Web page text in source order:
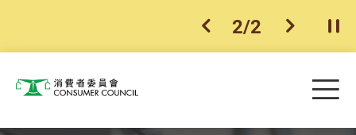
上一個
2/2 下一個開
消費者委員會 目